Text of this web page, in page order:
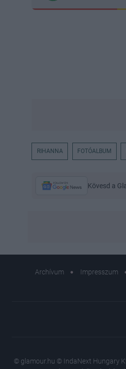
RIHANNA FOTÓALBUM
Kövesd a
Archívum Impresszum
© glamour.hu © IndaNext Hungary